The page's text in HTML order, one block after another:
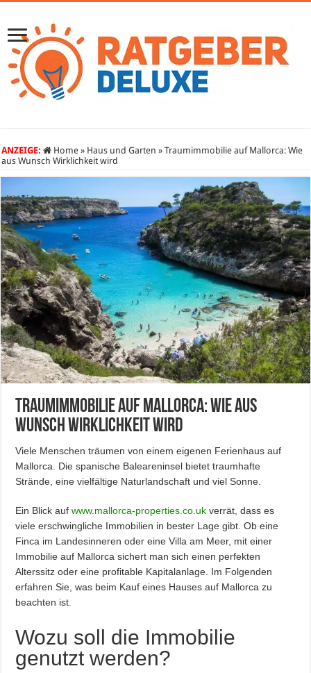
ANZEIGE: Home » Haus und Garten » Traumimmobilie auf Mallorca: Wie
aus Wunsch Wirklichkeit wird
Traumimmobilie auf Mallorca: Wie aus
Wunsch Wirklichkeit wird
Viele Menschen träumen von einem eigenen Ferienhaus auf
Mallorca. Die spanische Baleareninsel bietet traumhafte
Strände, eine vielfältige Naturlandschaft und viel Sonne.
Ein Blick aufwww.mallorca-properties.co.uk verrät, dass es
viele erschwingliche Immobilien in bester Lage gibt. Ob eine
Finca im Landesinneren oder eine Villa am Meer, mit einer
Immobilie auf Mallorca sichert man sich einen perfekten
Alterssitz oder eine profitable Kapitalanlage. Im Folgenden
erfahren Sie, was beim Kauf eines Hauses auf Mallorca zu
beachten ist.
Wozu soll die Immobilie
genutzt werden?